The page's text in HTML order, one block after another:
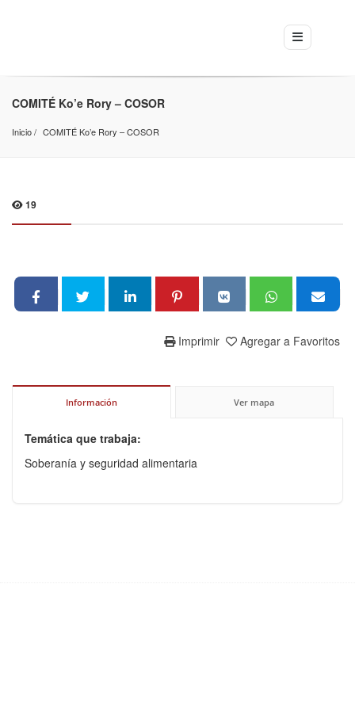
COMITÉ Ko’e Rory – COSOR
Inicio COMITÉ Ko’e Rory – COSOR
19
Agregar a Favoritos
Imprimir
Información Ver mapa
Temática que trabaja:
Soberanía y seguridad alimentaria